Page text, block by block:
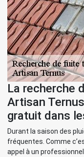
La recherche
Artisan
gratuit dans
Durant la saison des
fréquentes. Comme
appel à un